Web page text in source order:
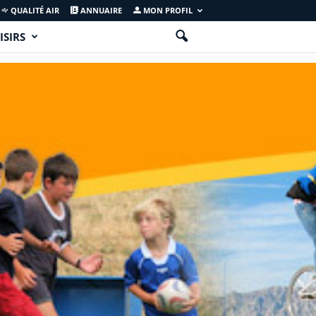
QUALITÉ AIR ANNUAIRE MON PROFIL